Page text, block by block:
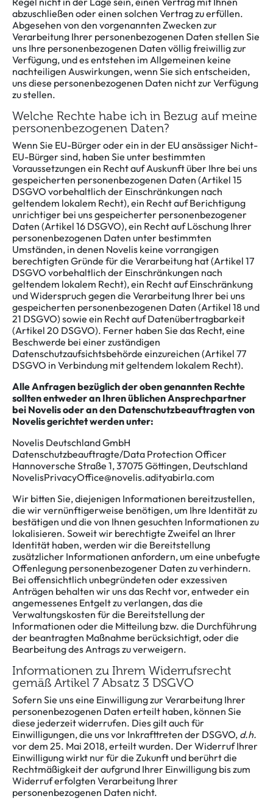
abzuschließen oder einen solchen Vertrag zu erfüllen.
Abgesehen von den vorgenannten Zwecken zur
Verarbeitung Ihrer personenbezogenen Daten stellen Sie
uns Ihre personenbezogenen Daten völlig freiwillig zur
Verfügung, und es entstehen im Allgemeinen keine
nachteiligen Auswirkungen, wenn Sie sich entscheiden,
uns diese personenbezogenen Daten nicht zur Verfügung
zu stellen.
Welche Rechte habe ich in Bezug auf meine
personenbezogenen Daten?
Wenn Sie EU-Bürger oder ein in der EU ansässiger Nicht-
EU-Bürger sind, haben Sie unter bestimmten
Voraussetzungen ein Recht auf Auskunft über Ihre bei uns
gespeicherten personenbezogenen Daten (Artikel 15
DSGVO vorbehaltlich der Einschränkungen nach
geltendem lokalem Recht), ein Recht auf Berichtigung
unrichtiger bei uns gespeicherter personenbezogener
Daten (Artikel 16 DSGVO), ein Recht auf Löschung Ihrer
personenbezogenen Daten unter bestimmten
Umständen, in denen Novelis keine vorrangigen
berechtigten Gründe für die Verarbeitung hat (Artikel 17
DSGVO vorbehaltlich der Einschränkungen nach
geltendem lokalem Recht), ein Recht auf Einschränkung
und Widerspruch gegen die Verarbeitung Ihrer bei uns
gespeicherten personenbezogenen Daten (Artikel 18 und
21 DSGVO) sowie ein Recht auf Datenübertragbarkeit
(Artikel 20 DSGVO). Ferner haben Sie das Recht, eine
Beschwerde bei einer zuständigen
Datenschutzaufsichtsbehörde einzureichen (Artikel 77
DSGVO in Verbindung mit geltendem lokalem Recht).
Alle Anfragen bezüglich der oben genannten Rechte
sollten entweder an Ihren üblichen Ansprechpartner
bei Novelis oder an den Datenschutzbeauftragten von
Novelis gerichtet werden unter:
Novelis Deutschland GmbH
Datenschutzbeauftragte/Data Protection Officer
Hannoversche Straße 1, 37075 Göttingen, Deutschland
NovelisPrivacyOffice@novelis.adityabirla.com
Wir bitten Sie, diejenigen Informationen bereitzustellen,
die wir vernünftigerweise benötigen, um Ihre Identität zu
bestätigen und die von Ihnen gesuchten Informationen zu
lokalisieren. Soweit wir berechtigte Zweifel an Ihrer
Identität haben, werden wir die Bereitstellung
zusätzlicher Informationen anfordern, um eine unbefugte
Offenlegung personenbezogener Daten zu verhindern.
Bei offensichtlich unbegründeten oder exzessiven
Anträgen behalten wir uns das Recht vor, entweder ein
angemessenes Entgelt zu verlangen, das die
Verwaltungskosten für die Bereitstellung der
Informationen oder die Mitteilung bzw. die Durchführung
der beantragten Maßnahme berücksichtigt, oder die
Bearbeitung des Antrags zu verweigern.
Informationen zu Ihrem Widerrufsrecht
gemäß Artikel 7 Absatz 3 DSGVO
Sofern Sie uns eine Einwilligung zur Verarbeitung Ihrer
personenbezogenen Daten erteilt haben, können Sie
diese jederzeit widerrufen. Dies gilt auch für
Einwilligungen, die uns vor Inkrafttreten der DSGVO, d.h.
vor dem 25. Mai 2018, erteilt wurden. Der Widerruf Ihrer
Einwilligung wirkt nur für die Zukunft und berührt die
Rechtmäßigkeit der aufgrund Ihrer Einwilligung bis zum
Widerruf erfolgten Verarbeitung Ihrer
personenbezogenen Daten nicht.